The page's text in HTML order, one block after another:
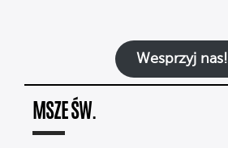
Wesprzyj nas!
MSZE ŚW.